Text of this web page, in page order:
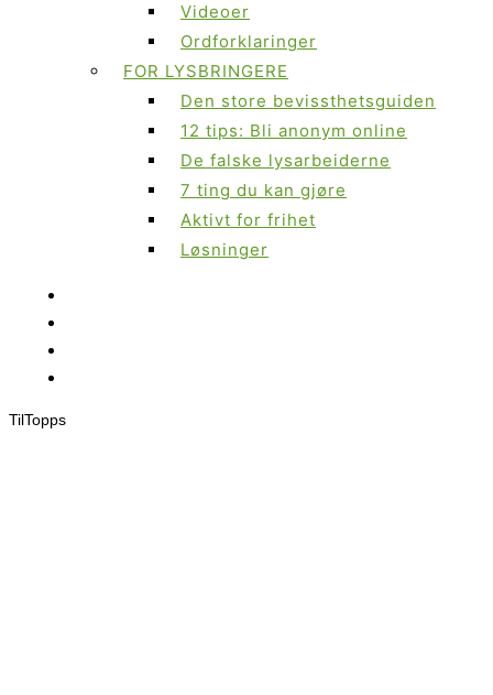
Videoer
Ordforklaringer
FOR LYSBRINGERE
Den store bevissthetsguiden
12 tips: Bli anonym online
De falske lysarbeiderne
7 ting du kan gjøre
Aktivt for frihet
Løsninger
TilTopps